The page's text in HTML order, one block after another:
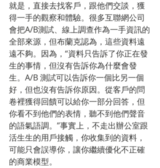
就是，直接去找客戶，跟他們交談，獲
得一手的觀察和體驗。很多互聯網公司
會把A/B測試、線上調查作為一手資訊的
全部來源，但布蘭克認為，這些資料遠
遠不夠。因為，“資料只告訴了你正在發
生的事情，但沒有告訴你為什麼會發
生。A/B 測試可以告訴你一個比另一個
好，但也沒有告訴你原因。從客戶的問
卷裡獲得回饋可以給你一部分回答，但
你看不到他們的表情，聽不到他們聲音
的語氣語調。”事實上，不走出辦公室跟
活生生的用戶接觸，你收集到的資料，
可能只會誤導你，讓你繼續優化不正確
的商業模型。